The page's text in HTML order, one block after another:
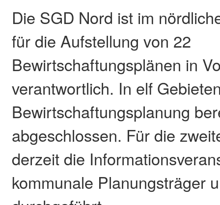
Die SGD Nord ist im
für die Aufstellung von 22
Bewirtschaftungsplänen in
verantwortlich. In elf
Bewirtschaftungsplanung
abgeschlossen. Für die
derzeit die
kommunale Planungsträger